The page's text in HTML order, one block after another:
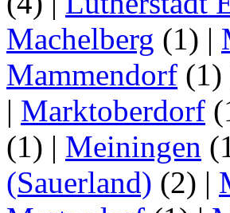
Machelberg (1) |
Mammendorf (1)
| Marktoberdorf
(1) | Meiningen
(Sauerland) (2) |